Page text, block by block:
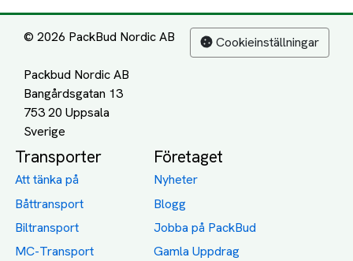
© 2026 PackBud Nordic AB
Packbud Nordic AB
Bangårdsgatan 13
753 20 Uppsala
Cookieinställningar
Transporter
Att tänka på
Båttransport
Biltransport
MC-Transport
Företaget
Nyheter
Blogg
Jobba på PackBud
Gamla Uppdrag